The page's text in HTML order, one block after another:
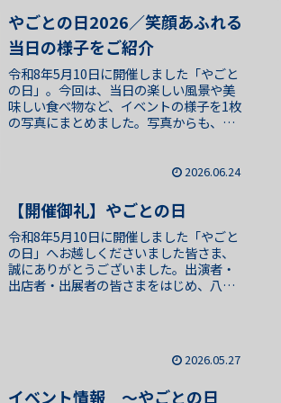
やごとの日2026／笑顔あふれる
当日の様子をご紹介
令和8年5月10日に開催しました「やごと
の日」。今回は、当日の楽しい風景や美
味しい食べ物など、イベントの様子を1枚
の写真にまとめました。写真からも、当
2026.06.24
【開催御礼】やごとの日
令和8年5月10日に開催しました「やごと
の日」へお越しくださいました皆さま、
誠にありがとうございました。出演者・
出店者・出展者の皆さまをはじめ、八事
2026.05.27
イベント情報 ～やごとの日